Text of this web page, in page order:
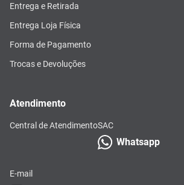
Entrega e Retirada
Entrega Loja Física
Forma de Pagamento
Trocas e Devoluções
Atendimento
Central de AtendimentoSAC
Whatsapp
E-mail